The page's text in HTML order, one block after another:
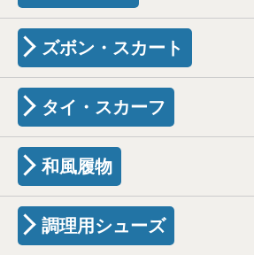
ズボン・スカート
タイ・スカーフ
和風履物
調理用シューズ